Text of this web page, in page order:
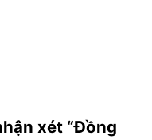
xét “Đồng